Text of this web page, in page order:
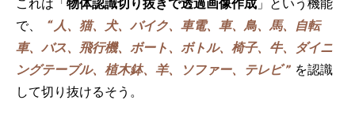
これは「物体認識切り抜きで透過画像作成 」という機能
で、
人、猫、犬、バイク、車電、車、鳥、馬、自転
車、バス、飛行機、ボート、ボトル、椅子、牛、ダイニ
ングテーブル、植木鉢、羊、ソファー、テレビ
を認識
して切り抜けるそう。